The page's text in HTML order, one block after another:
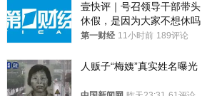
壹快评｜号召领导干部带头
休假，是因为大家不想休吗
第一财经 11小时前 189评论
人贩子“梅姨”真实姓名曝光